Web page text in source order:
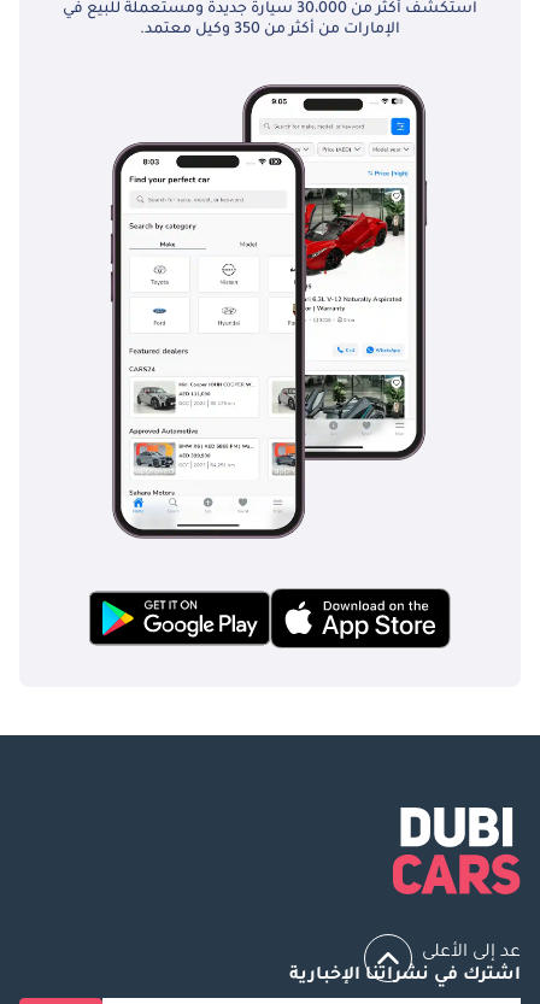
استكشف أكثر من 30،000 سيارة جديدة ومستعملة للبيع في
الإمارات من أكثر من 350 وكيل معتمد.
عد إلى الأعلى
اشترك في نشراتنا الإخبارية